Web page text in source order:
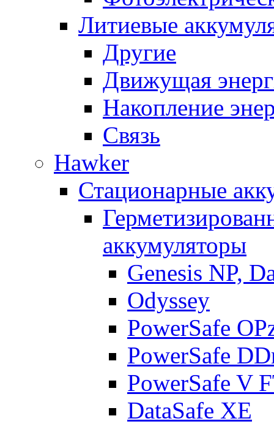
Литиевые
Другие
Движущая
Накопление
Связь
Hawker
Стационарные
аккумуляторы
Genesis NP,
Odyssey
PowerSafe
PowerSafe
PowerSafe V
DataSafe XE